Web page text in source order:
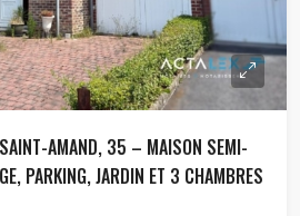
AMAND, 35 – MAISON SEMI-
PARKING, JARDIN ET 3 CHAMBRES